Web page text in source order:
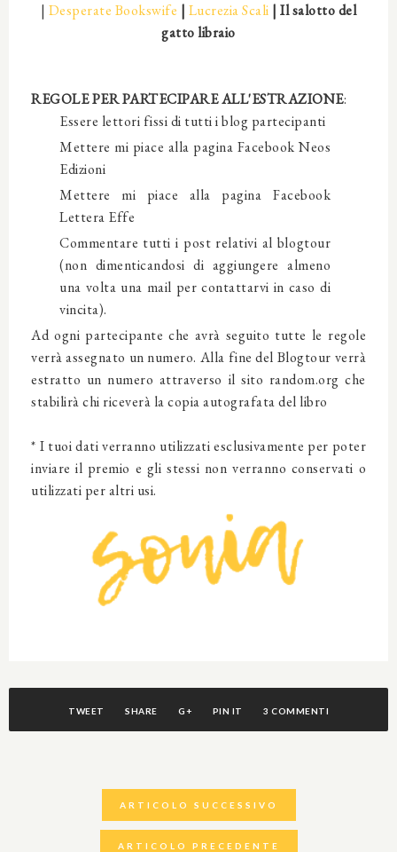
| Desperate Bookswife | Lucrezia Scali |Il salotto del
gatto libraio
REGOLE PER PARTECIPARE ALL'ESTRAZIONE:
Essere lettori fissi di tutti i blog partecipanti
Mettere mi piace alla pagina Facebook Neos
Edizioni
Mettere mi piace alla pagina Facebook
Lettera Effe
Commentare tutti i post relativi al blogtour
(non dimenticandosi di aggiungere almeno
una volta una mail per contattarvi in caso di
vincita).
Ad ogni partecipante che avrà seguito tutte le regole
verrà assegnato un numero. Alla fine del Blogtour verrà
estratto un numero attraverso il sito random.org che
stabilirà chi riceverà la copia autografata del libro
* I tuoi dati verranno utilizzati esclusivamente per poter
inviare il premio e gli stessi non verranno conservati o
utilizzati per altri usi.
TWEET SHARE G+ PIN IT 3 COMMENTI
ARTICOLO SUCCESSIVO
ARTICOLO PRECEDENTE